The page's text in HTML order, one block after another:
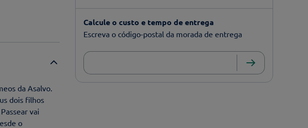
da Asalvo.
dois filhos
vai
o
Calcule o custo e tempo de entrega
Escreva o código-postal da morada de entrega